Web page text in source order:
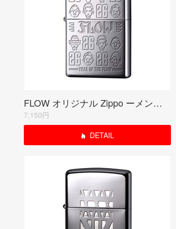
FLOW オリジナル Zippo ーメンバーキャラクターデザインー【受注限定生産品】
7,150円
DETAIL